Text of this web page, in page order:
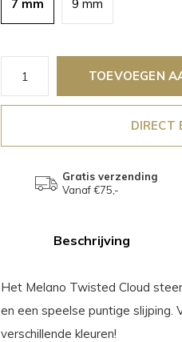
7 mm 9 mm
TOEVOEGEN
DIRECT
Gratis verzending
Vanaf €75,-
Beschrijving
Het Melano Twisted Cloud
en een speelse puntige slijping.
verschillende kleuren!